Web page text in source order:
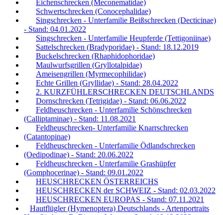
Eichenschrecken (Meconematidae)
Schwertschrecken (Conocephalidae)
Singschrecken - Unterfamilie Beißschrecken (Decticinae)
- Stand: 04.01.2022
Singschrecken - Unterfamilie Heupferde (Tettigoniinae)
Sattelschrecken (Bradyporidae) - Stand: 18.12.2019
Buckelschrecken (Rhaphidophoridae)
Maulwurfsgrillen (Gryllotalpidae)
Ameisengrillen (Myrmecophilidae)
Echte Grillen (Gryllidae) - Stand: 28.04.2022
2. KURZFÜHLERSCHRECKEN DEUTSCHLANDS
Dornschrecken (Tetrigidae) - Stand: 06.06.2022
Feldheuschrecken - Unterfamilie Schönschrecken
(Calliptaminae) - Stand: 11.08.2021
Feldheuschrecken- Unterfamilie Knarrschrecken
(Catantopinae)
Feldheuschrecken - Unterfamilie Ödlandschrecken
(Oedipodinae) - Stand: 20.06.2022
Feldheuschrecken - Unterfamilie Grashüpfer
(Gomphocerinae) - Stand: 09.01.2022
HEUSCHRECKEN ÖSTERREICHS
HEUSCHRECKEN der SCHWEIZ - Stand: 02.03.2022
HEUSCHRECKEN EUROPAS - Stand: 07.11.2021
Hautflügler (Hymenoptera) Deutschlands - Artenportraits